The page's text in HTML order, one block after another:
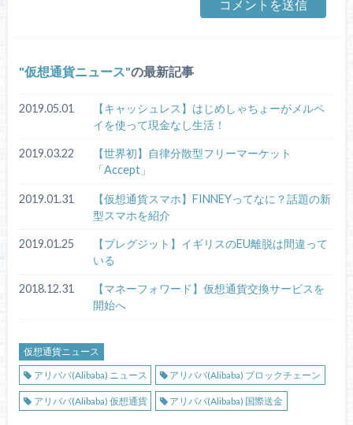
仮想通貨ニュース の最新記事
2019.05.01
【キャッシュレス】はじめしゃちょーがメルペ
イを使って現金なし生活！
2019.03.22
【世界初】自律分散型フリーマーケット
「Accept」
2019.01.31
【仮想通貨スマホ】FINNEYってなに？話題の新
型スマホを紹介
2019.01.25
【ブレグジット】イギリスのEU離脱は間違って
いる
2018.12.31
【マネーフォワード】仮想通貨交換サービスを
開始へ
仮想通貨ニュース
アリババ(Alibaba) ニュース
アリババ(Alibaba) ブロックチェーン
アリババ(Alibaba) 仮想通貨 アリババ(Alibaba) 国際送金